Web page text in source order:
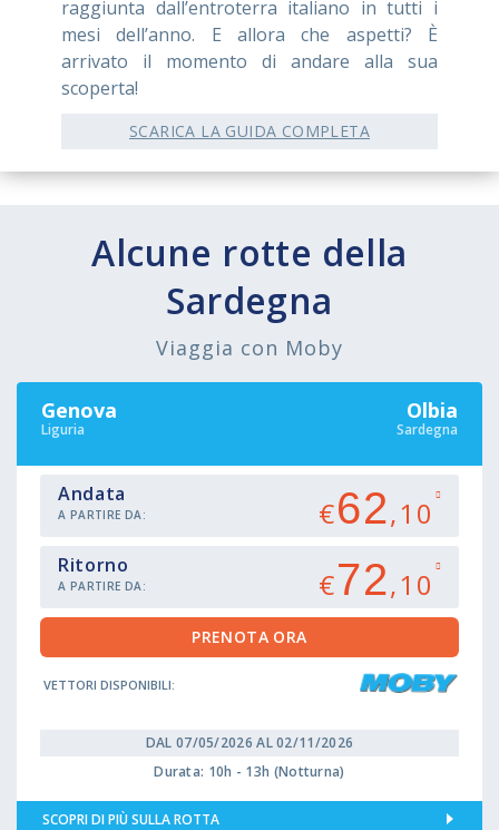
raggiunta dall’entroterra italiano in tutti i
mesi dell’anno. E allora che aspetti? È
arrivato il momento di andare alla sua
scoperta!
SCARICA LA GUIDA COMPLETA
Alcune rotte della
Sardegna
Viaggia con Moby
Genova
Liguria
Olbia
Sardegna
Andata
A PARTIRE DA: €62,10
Ritorno
A PARTIRE DA: €72,10
VETTORI DISPONIBILI:
DAL 07/05/2026 AL 02/11/2026
Durata: 10h - 13h (Notturna)
SCOPRI DI PIÙ SULLA ROTTA